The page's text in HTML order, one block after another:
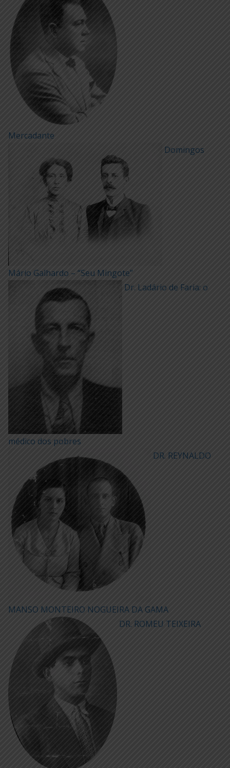
Mercadante
Domingos
Mário Galhardo – “Seu Mingote”
Dr. Ladário de Faria: o
médico dos pobres
DR. REYNALDO
MANSO MONTEIRO NOGUEIRA DA GAMA
DR. ROMEU TEIXEIRA